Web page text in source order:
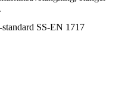
SS-EN 1717